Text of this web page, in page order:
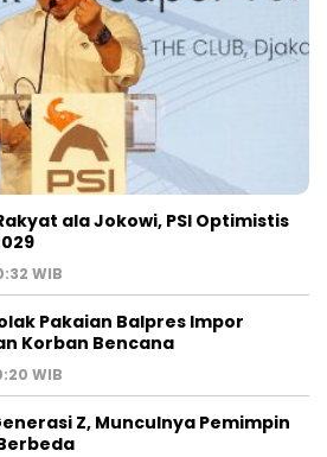
ala Jokowi, PSI Optimistis
WIB
Pakaian Balpres Impor
Korban Bencana
WIB
Z, Munculnya Pemimpin